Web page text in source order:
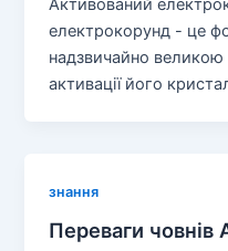
Активований
електрокорунд - це
надзвичайно
активації його
знання
Переваги човнів